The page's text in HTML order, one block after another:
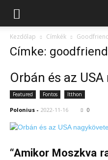
Kezdőlap Címkék
Címke: goodfriend
Orbán és az
Featured Fontos Itthon
Polonius - 2022-11-16 0
“Amikor Moszkva